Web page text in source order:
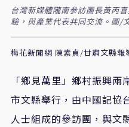
台灣新媒體隴南参訪團長黃丙
驗，與產業代表共同交流。圖/
梅花新聞網 陳素貞/甘肅文縣報
「鄉見萬里」鄉村振興
市文縣舉行，由中國記協
人士組成的參訪團，與文